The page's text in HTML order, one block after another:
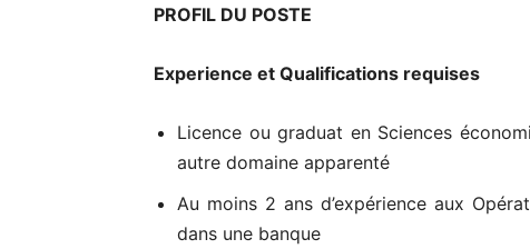
PROFIL DU POSTE
Experience et Qualifications requises
Licence ou graduat en Sciences
autre domaine apparenté
Au moins 2 ans d’expérience aux
dans une banque